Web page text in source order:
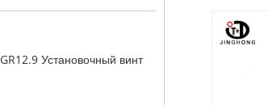
GR12.9 Установочный винт